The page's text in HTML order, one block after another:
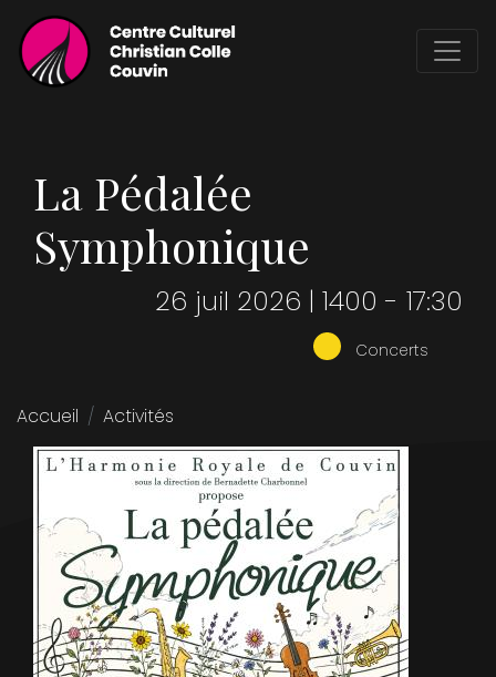
La Pédalée
Symphonique
26 juil 2026 | 1400 - 17:30
Concerts
Accueil Activités